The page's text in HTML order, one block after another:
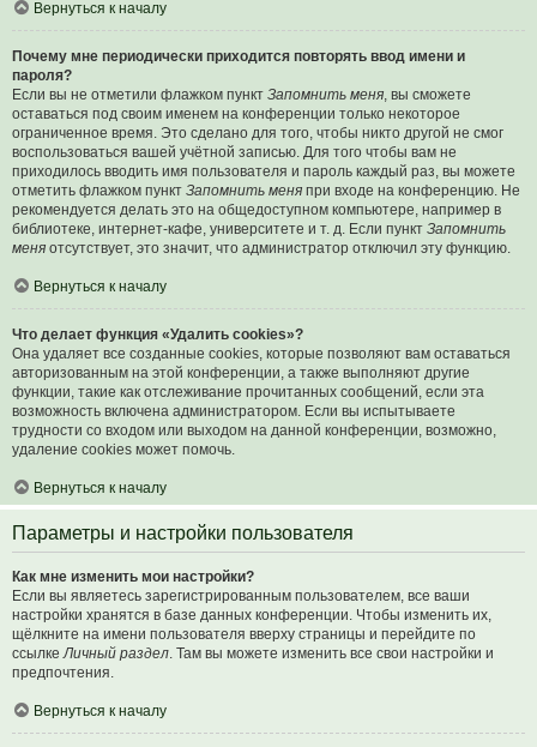
Вернуться к началу
Почему мне периодически приходится повторять ввод имени и
пароля?
Если вы не отметили флажком пункт Запомнить меня, вы сможете
оставаться под своим именем на конференции только некоторое
ограниченное время. Это сделано для того, чтобы никто другой не смог
воспользоваться вашей учётной записью. Для того чтобы вам не
приходилось вводить имя пользователя и пароль каждый раз, вы можете
отметить флажком пункт Запомнить меня при входе на конференцию. Не
рекомендуется делать это на общедоступном компьютере, например в
библиотеке, интернет-кафе, университете и т. д. Если пункт Запомнить
меня отсутствует, это значит, что администратор отключил эту функцию.
Вернуться к началу
Что делает функция «Удалить cookies»?
Она удаляет все созданные cookies, которые позволяют вам оставаться
авторизованным на этой конференции, а также выполняют другие
функции, такие как отслеживание прочитанных сообщений, если эта
возможность включена администратором. Если вы испытываете
трудности со входом или выходом на данной конференции, возможно,
удаление cookies может помочь.
Вернуться к началу
Параметры и настройки пользователя
Как мне изменить мои настройки?
Если вы являетесь зарегистрированным пользователем, все ваши
настройки хранятся в базе данных конференции. Чтобы изменить их,
щёлкните на имени пользователя вверху страницы и перейдите по
ссылкеЛичный раздел. Там вы можете изменить все свои настройки и
предпочтения.
Вернуться к началу